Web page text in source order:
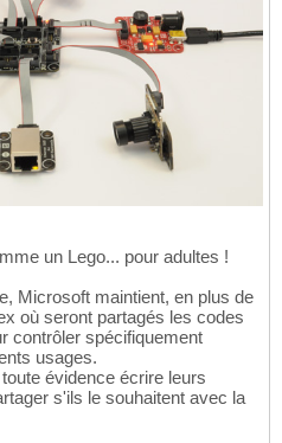
un Lego... pour adultes !
Microsoft maintient, en plus de
où seront partagés les codes
contrôler spécifiquement
usages.
évidence écrire leurs
s'ils le souhaitent avec la